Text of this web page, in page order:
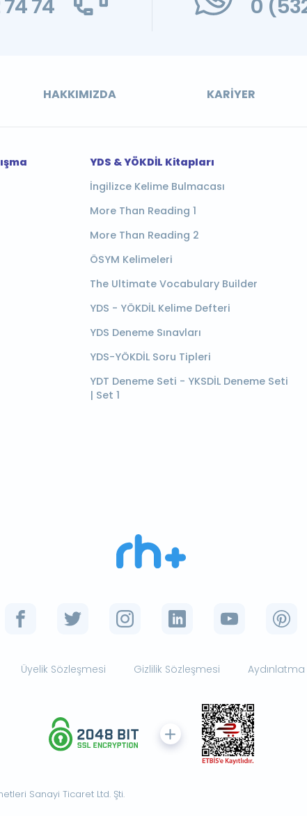
74 0
HAKKIMIZDA KARIYER
YDS & YÖKDİL Kitapları
İngilizce Kelime Bulmacası
More Than Reading 1
More Than Reading 2
ÖSYM Kelimeleri
The Ultimate Vocabulary Builder
YDS - YÖKDİL Kelime Defteri
YDS Deneme Sınavları
YDS-YÖKDİL Soru Tipleri
YDT Deneme Seti - YKSDİL Deneme Seti
| Set 1
Üyelik Sözleşmesi Gizlilik Sözleşmesi
Sanayi Ticaret Ltd. Şti.